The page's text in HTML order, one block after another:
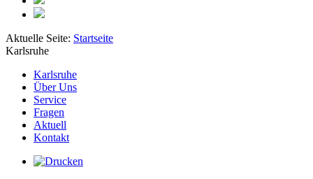
Aktuelle Seite: Startseite
Karlsruhe
Karlsruhe
Über Uns
Service
Fragen
Aktuell
Kontakt